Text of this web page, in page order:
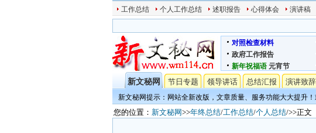
工作总结 个人工作总结 述职报告 心得体会 演讲稿
对照检查材料
政府工作报告
新年祝福语 元宵节
新文秘网 节日专题 领导讲话 总结汇报 演讲致辞
新文秘网提示：网站全新改版，文章质量、服务功能大大提升！
您的位置： 新文秘网>>年终总结/工作总结/个人总结/>>正文